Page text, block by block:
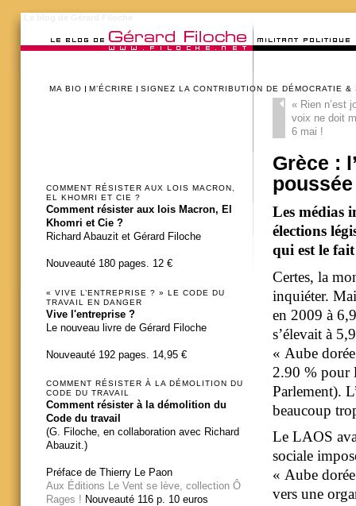
MA BIO M’ÉCRIRE SIGNEZ LA CONTRIBUTION DE DÉMOCRATIE &
«Rien n’est
voix ne doit
6 mai !
Grèce :
Les médias
élections
qui est le
Certes, la
inquiéter.
en 2009 à
s’élevait à
« Aube
2.90 % pour
Parlement).
beaucoup
Le LAOS
sociale
« Aube
vers une
COMMENT RÉSISTER AUX LOIS MACRON,
EL KHOMRI ET CIE ?
Comment résister aux lois Macron, El
Khomri et Cie ?
Richard Abauzit et Gérard Filoche
Nouveauté 180 pages. 12 €
« VIVE L’ENTREPRISE ? » LE CODE DU
TRAVAIL EN DANGER
Vive l'entreprise ?
Le nouveau livre de Gérard Filoche
Nouveauté 192 pages. 14,95 €
COMMENT RÉSISTER À LA DÉMOLITION DU
CODE DU TRAVAIL
Comment résister à la démolition du
Code du travail
(G. Filoche, en collaboration avec Richard
Abauzit.)
Préface de Thierry Le Paon
Aux Éditions Le Vent se lève, collection Ô
Rages ! Nouveauté 116 p. 10 euros